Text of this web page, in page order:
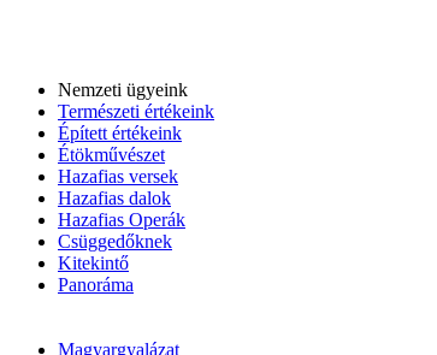
Nemzeti ügyeink
Természeti értékeink
Épített értékeink
Étökművészet
Hazafias versek
Hazafias dalok
Hazafias Operák
Csüggedőknek
Kitekintő
Panoráma
Magyargyalázat